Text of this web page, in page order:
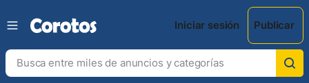
Iniciar sesión Publicar